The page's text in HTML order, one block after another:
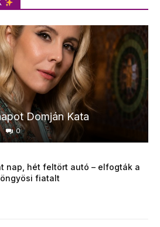
Domján Kata
0
nap, hét feltört autó – elfogták a
fiatalt